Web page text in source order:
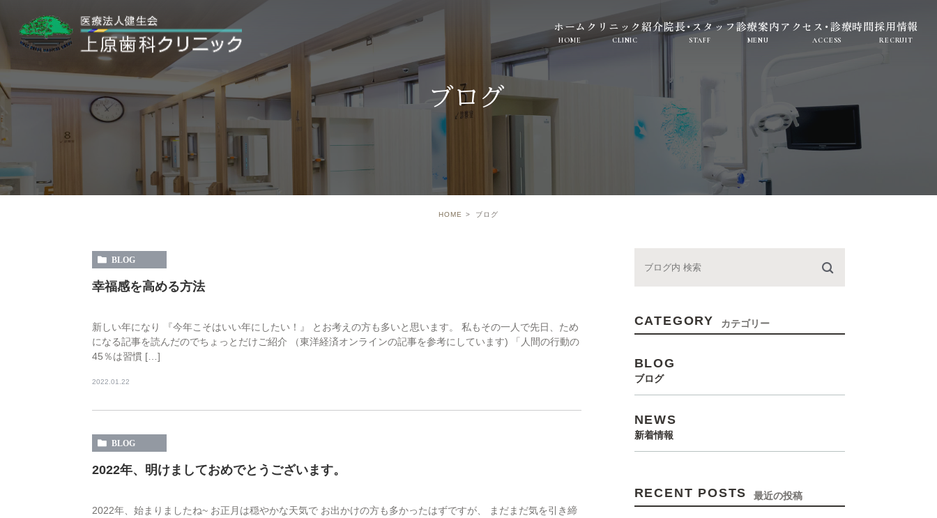
ホーム
HOME
クリニック紹介
CLINIC
院長･スタッフ
STAFF
診療案内
MENU
アクセス･診療時間
ACCESS
採用情報
RECRUIT
ブログ
HOME ブログ
BLOG
幸福感を高める方法
新しい年になり 『今年こそはいい年にしたい！』 とお考えの方も多いと思います。 私もその一人で先日、ため
になる記事を読んだのでちょっとだけご紹介 （東洋経済オンラインの記事を参考にしています) 「人間の行動の
45％は習慣 […]
2022.01.22
BLOG
2022年、明けましておめでとうございます。
2022年、始まりましたね~ お正月は穏やかな天気で お出かけの方も多かったはずですが、 まだまだ気を引き締
CATEGORY カテゴリー
BLOG
ブログ
NEWS
新着情報
RECENT POSTS 最近の投稿